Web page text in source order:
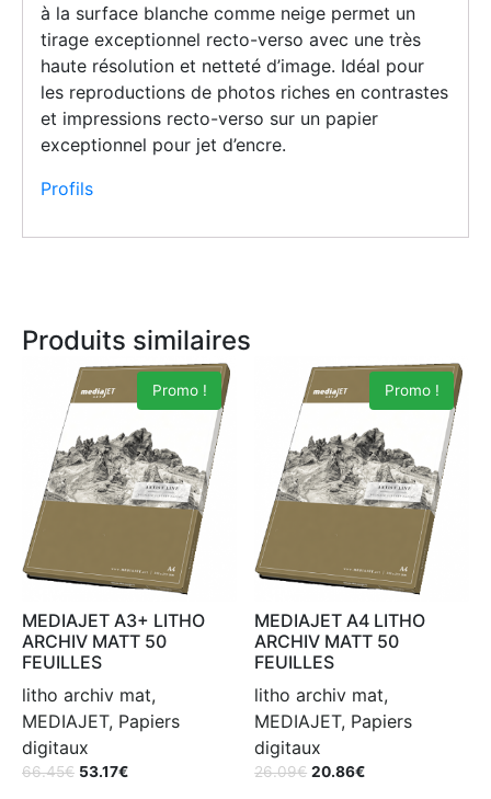
à la surface blanche comme neige permet un
tirage exceptionnel recto-verso avec une très
haute résolution et netteté d’image. Idéal pour
les reproductions de photos riches en contrastes
et impressions recto-verso sur un papier
exceptionnel pour jet d’encre.
Profils
Produits similaires
Promo !
MEDIAJET A3+ LITHO
ARCHIV MATT 50
FEUILLES
litho archiv mat,
MEDIAJET, Papiers
digitaux
66.45€ 53.17€
Promo !
MEDIAJET A4 LITHO
ARCHIV MATT 50
FEUILLES
litho archiv mat,
MEDIAJET, Papiers
digitaux
26.09€ 20.86€